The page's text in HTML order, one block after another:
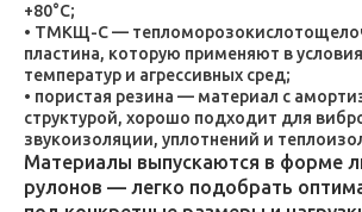
+80°C;
ТМКЩ-С —
пластина, которую применяют в
температур и агрессивных сред;
пористая резина — материал с
структурой, хорошо подходит для
звукоизоляции, уплотнений и
Материалы выпускаются в форме
рулонов — легко подобрать